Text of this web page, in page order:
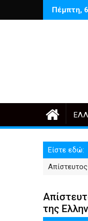
Πέμπτη,
Δέντρα έργα και πόλη:
Είστε εδώ:
της